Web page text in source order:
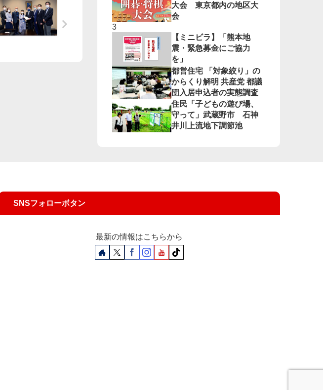
大会 東京都内の地区大
会
【ミニビラ】「熊本地
震・緊急募金にご協力
を」
都営住宅 「対象絞り」の
からくり解明 共産党 都議
団入居申込者の実態調査
住民「子どもの遊び場、
守って」武蔵野市 石神
井川上流地下調節池
SNSフォローボタン
最新の情報はこちらから